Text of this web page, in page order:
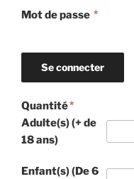
Mot de passe
Quantité
Adulte(s) (+ de
18 ans)
Enfant(s) (De 6